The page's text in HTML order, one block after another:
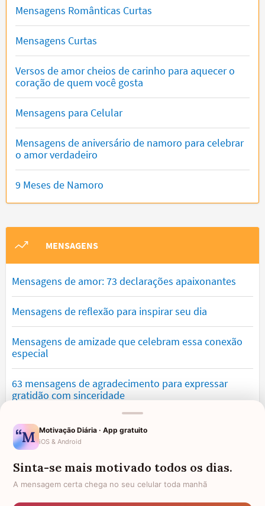
Mensagens Românticas Curtas
Mensagens Curtas
Versos de amor cheios de carinho para aquecer o
coração de quem você gosta
Mensagens para Celular
Mensagens de aniversário de namoro para celebrar
o amor verdadeiro
9 Meses de Namoro
MENSAGENS
Mensagens de amor: 73 declarações apaixonantes
Mensagens de reflexão para inspirar seu dia
Mensagens de amizade que celebram essa conexão
especial
63 mensagens de agradecimento para expressar
gratidão com sinceridade
Mensagens de saudade que tocam o coração e
expressam falta
Mensagens de otimismo que vão encher você de
confiança
Motivação Diária · App gratuito
iOS & Android
Sinta-se mais motivado todos os dias.
A mensagem certa chega no seu celular toda manhã